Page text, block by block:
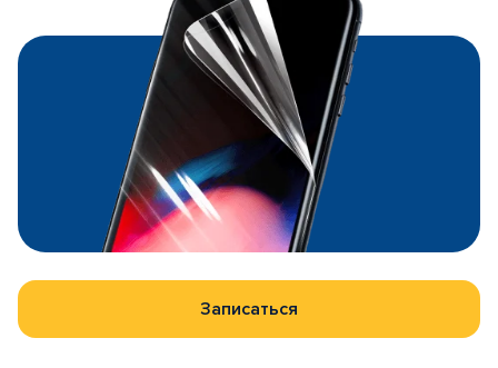
Записаться